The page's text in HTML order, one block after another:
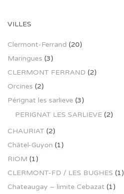
VILLES
Clermont-Ferrand (20)
Maringues (3)
CLERMONT FERRAND (2)
Orcines (2)
Pérignat les sarlieve (3)
PERIGNAT LES SARLIEVE (2)
CHAURIAT (2)
Châtel-Guyon (1)
RIOM (1)
CLERMONT-FD / LES BUGHES (1)
Chateaugay – limite Cebazat (1)